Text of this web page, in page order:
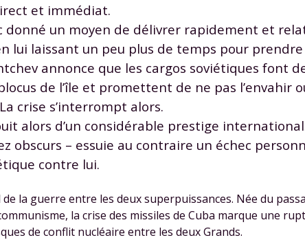
et immédiat.
donné un moyen de délivrer rapidement et
lui laissant un peu plus de temps pour
annonce que les cargos soviétiques font
de l’île et promettent de ne pas l’envahir
crise s’interrompt alors.
alors d’un considérable prestige
obscurs – essuie au contraire un échec
contre lui.
la guerre entre les deux superpuissances. Née du
la crise des missiles de Cuba marque une
de conflit nucléaire entre les deux Grands.